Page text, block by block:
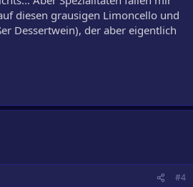
diesen grausigen Limoncello und
Dessertwein), der aber eigentlich
#4